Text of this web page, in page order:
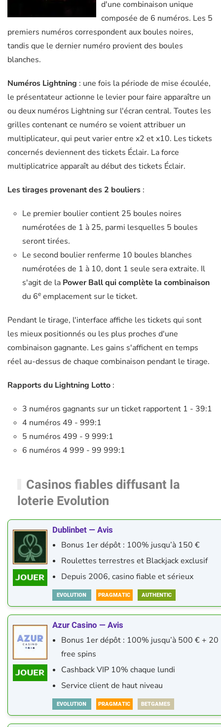
d'une combinaison unique
composée de 6 numéros. Les 5
premiers numéros correspondent aux boules noires,
tandis que le dernier numéro provient des boules
blanches.
Numéros Lightning : une fois la période de mise écoulée,
le présentateur actionne le levier pour faire apparaître un
ou deux numéros Lightning sur l'écran central. Toutes les
grilles contenant ce numéro se voient attribuer un
multiplicateur, qui peut varier entre x2 et x10. Les tickets
concernés deviennent des tickets Éclair. La force
multiplicatrice apparaît au début des tickets Éclair.
Les tirages provenant des 2 bouliers :
Le premier boulier contient 25 boules noires
numérotées de 1 à 25, parmi lesquelles 5 boules
seront tirées.
Le second boulier renferme 10 boules blanches
numérotées de 1 à 10, dont 1 seule sera extraite. Il
s'agit de la Power Ball qui complète la combinaison
du 6e emplacement sur le ticket.
Pendant le tirage, l'interface affiche les tickets qui sont
les mieux positionnés ou les plus proches d'une
combinaison gagnante. Les gains s'affichent en temps
réel au-dessus de chaque combinaison pendant le tirage.
Rapports du Lightning Lotto :
3 numéros gagnants sur un ticket rapportent 1 - 39:1
4 numéros 49 - 999:1
5 numéros 499 - 9 999:1
6 numéros 4 999 - 99 999:1
Casinos fiables diffusant la
loterie Evolution
Dublinbet — Avis
Bonus 1er dépôt : 100% jusqu’à 150 €
Roulettes terrestres et Blackjack exclusif
Depuis 2006, casino fiable et sérieux
Azur Casino — Avis
Bonus 1er dépôt : 100% jusqu’à 500 € + 20
free spins
Cashback VIP 10% chaque lundi
Service client de haut niveau